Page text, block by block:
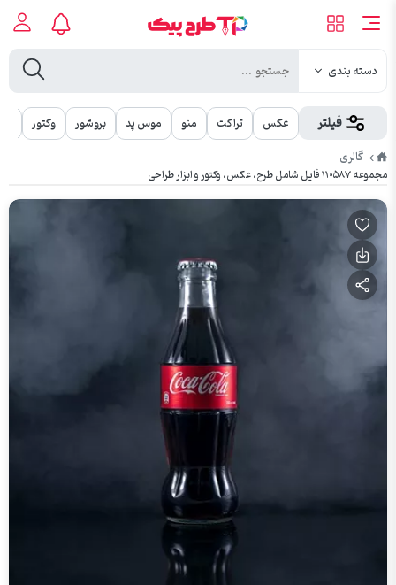
دسته بندی
فیلتر عکس تراکت منو موس پد بروشور وکتور
طرح
پیک
گالری
مجموعه ۱۱۰۵۸۷ فایل شامل طرح، عکس، وکتور و ابزار طراحی